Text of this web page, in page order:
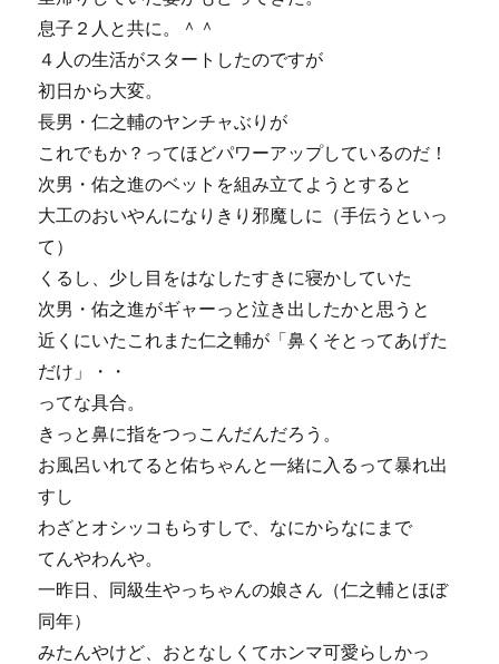
ン
に
息子２人と共に。＾＾
４人の生活がスタートしたのですが
初日から大変。
長男・仁之輔のヤンチャぶりが
これでもか？ってほどパワーアップしているのだ！
次男・佑之進のベットを組み立てようとすると
大工のおいやんになりきり邪魔しに（手伝うといっ
て）
くるし、少し目をはなしたすきに寝かしていた
次男・佑之進がギャーっと泣き出したかと思うと
近くにいたこれまた仁之輔が「鼻くそとってあげた
だけ」・・
ってな具合。
きっと鼻に指をつっこんだんだろう。
お風呂いれてると佑ちゃんと一緒に入るって暴れ出
すし
わざとオシッコもらすしで、なにからなにまで
てんやわんや。
一昨日、同級生やっちゃんの娘さん（仁之輔とほぼ
同年）
みたんやけど、おとなしくてホンマ可愛らしかっ